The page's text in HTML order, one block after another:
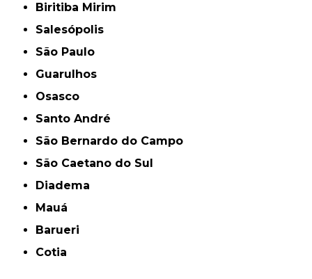
Biritiba Mirim
Salesópolis
São Paulo
Guarulhos
Osasco
Santo André
São Bernardo do Campo
São Caetano do Sul
Diadema
Mauá
Barueri
Cotia